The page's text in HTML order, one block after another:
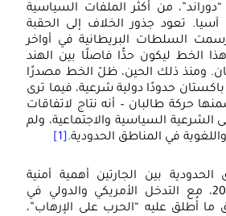
من أكثر الملفات السياسية
تعود جذور الخلاف إلى الحقبة
السلطات البريطانية في أواخر
الخط ليكون حدًّا فاصلًا بين الهند
ومنذ ذلك الحين، ظلّ الخط مصدرًا
باكستان حدودًا دولية شرعية، فيما ترى
حركة طالبان – أنه نتاج لاتفاقات
الشرعية السياسية والاجتماعية، ولم
واللغوية في المناطق الحدودية. [1]
بين الجارتين أهمية أمنية
متزايدة بعد عام 2001، مع التدخل الأمريكي والدولي في
أُطلق عليه “الحرب على الإرهاب”،